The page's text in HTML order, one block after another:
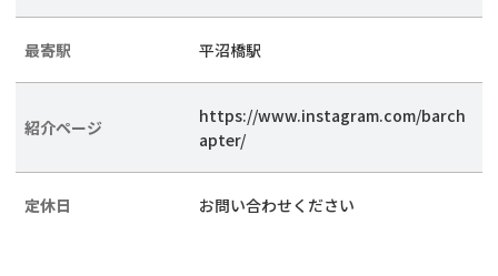
最寄駅 平沼橋駅
紹介ページ
https://www.instagram.com/barch
apter/
定休日 お問い合わせください